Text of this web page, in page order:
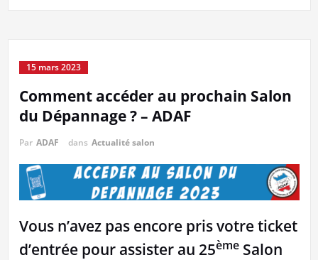
15 mars 2023
Comment accéder au prochain Salon
du Dépannage ? – ADAF
Par ADAF dans Actualité salon
Vous n’avez pas encore pris votre ticket
d’entrée pour assister au 25èmeSalon